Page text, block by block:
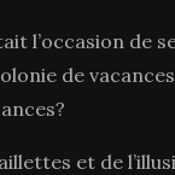
l’occasion de
de
et de